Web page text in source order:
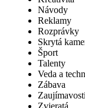
Návody
Reklamy
Rozprávky
Skrytá
Šport
Talenty
Veda a
Zábava
Zaujímavosti
Zvieratá